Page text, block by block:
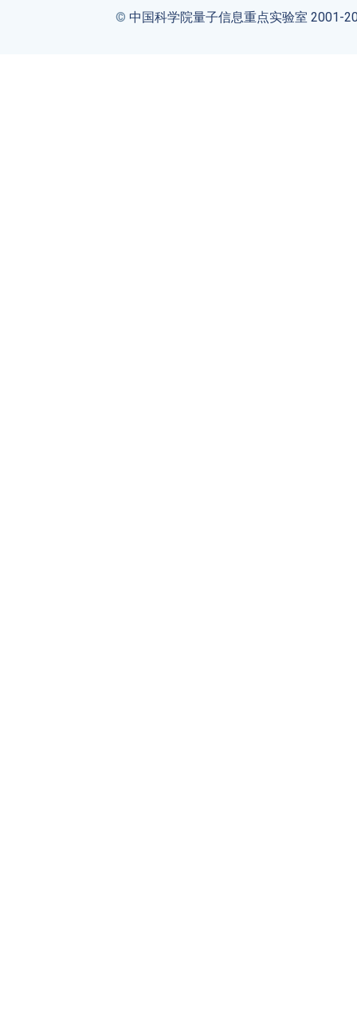
© 中国科学院量子信息重点实验室 2001-